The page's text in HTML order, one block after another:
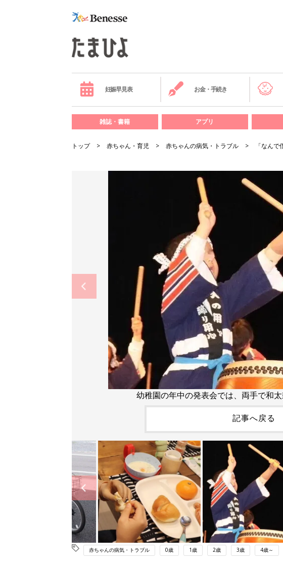
妊娠早見表 お金・手続き
雑誌・書籍 アプリ
トップ 赤ちゃん・育児 赤ちゃんの病気・トラブル 「なん
幼稚園の年中の発表会では、両手で和
記事へ戻る
赤ちゃんの病気・トラブル 0歳 1歳 2歳 3歳 4歳～